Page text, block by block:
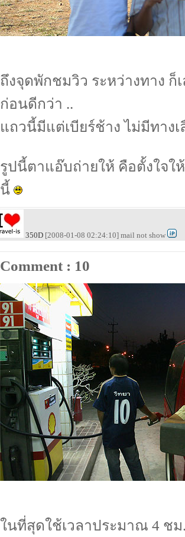
ถึงจุดพักชมวิว ระหว่างทาง ก็
ก่อนดีกว่า ..
แถวนี้มีแต่เบียร์ช้าง ไม่มีทาง
รูปนี้ตาแอ๊บถ่ายให้ คือตั้งใจ
นี้
350D [2008-01-08 02:24:10] mail not show
Comment : 10
ในที่สุดใช้เวลาประมาณ 4 ช